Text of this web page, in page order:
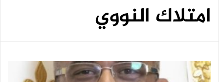
امتلاك النووي